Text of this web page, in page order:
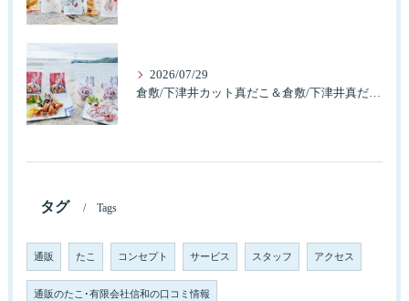
2026/07/29
倉敷/下津井カット真だこ＆倉敷/下津井真だこ唐揚げ・セット人気です。
タグ Tags
通販 たこ コンセプト サービス スタッフ アクセス
通販のたこ･有限会社信和の口コミ情報